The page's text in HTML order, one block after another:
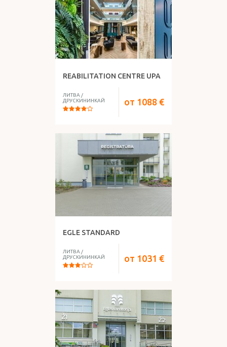
REABILITATION CENTRE UPA
ЛИТВА/
ДРУСКИНИНКАЙ
от 1088 €
EGLE STANDARD
ЛИТВА /
ДРУСКИНИНКАЙ
от 1031 €